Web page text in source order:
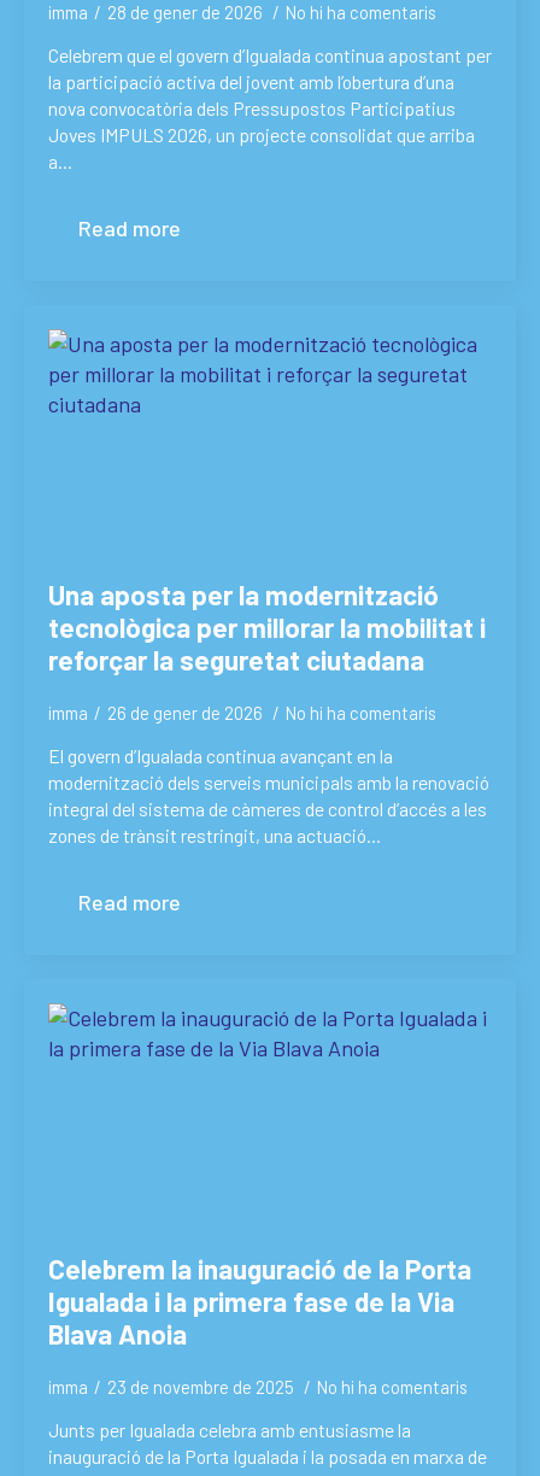
imma 28 de gener de 2026 No hi ha comentaris
Celebrem que el govern d’Igualada continua apostant per
la participació activa del jovent amb l’obertura d’una
nova convocatòria dels Pressupostos Participatius
Joves IMPULS 2026, un projecte consolidat que arriba
a…
Read more
Una aposta per la modernització
tecnològica per millorar la mobilitat i
reforçar la seguretat ciutadana
imma 26 de gener de 2026 No hi ha comentaris
El govern d’Igualada continua avançant en la
modernització dels serveis municipals amb la renovació
integral del sistema de càmeres de control d’accés a les
zones de trànsit restringit, una actuació…
Read more
Celebrem la inauguració de la Porta
Igualada i la primera fase de la Via
Blava Anoia
imma 23 de novembre de 2025 No hi ha comentaris
Junts per Igualada celebra amb entusiasme la
inauguració de la Porta Igualada i la posada en marxa de